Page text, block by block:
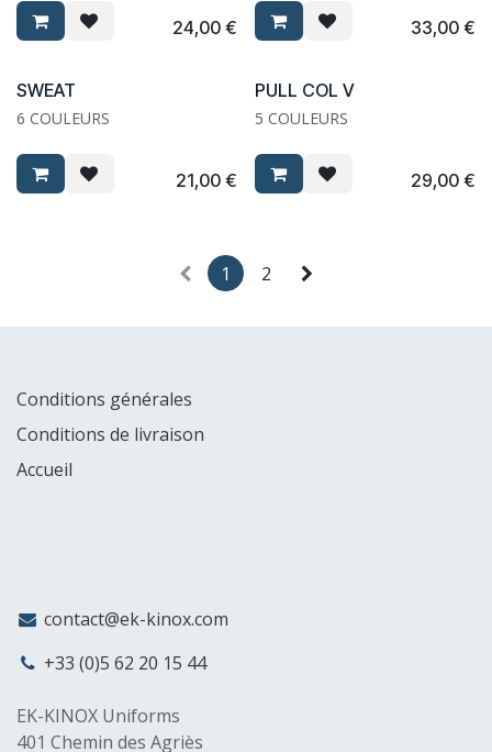
24,00€ 33,00€
SWEAT
6 COULEURS
21,00€
PULL COL V
5 COULEURS
29,00€
1 2
Conditions générales
Conditions de livraison
Accueil
contact@ek-kinox.com
+33 (0)5 62 20 15 44
EK-KINOX Uniforms
401 Chemin des Agriès